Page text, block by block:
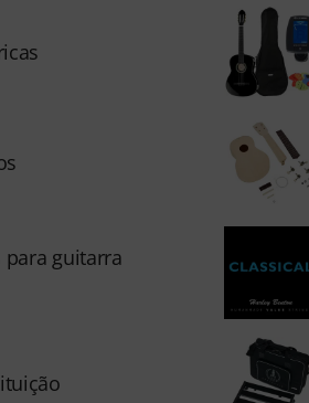
guitarra